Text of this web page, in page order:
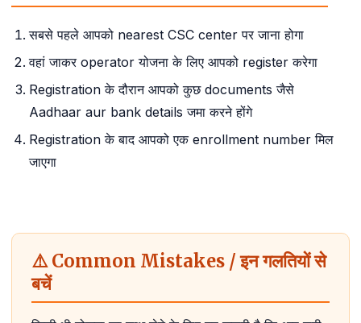
सबसे पहले आपको nearest CSC center पर जाना होगा
वहां जाकर operator योजना के लिए आपको register करेगा
Registration के दौरान आपको कुछ documents जैसे
Aadhaar aur bank details जमा करने होंगे
Registration के बाद आपको एक enrollment number मिल
जाएगा
⚠️ Common Mistakes / इन गलतियों से
बचें